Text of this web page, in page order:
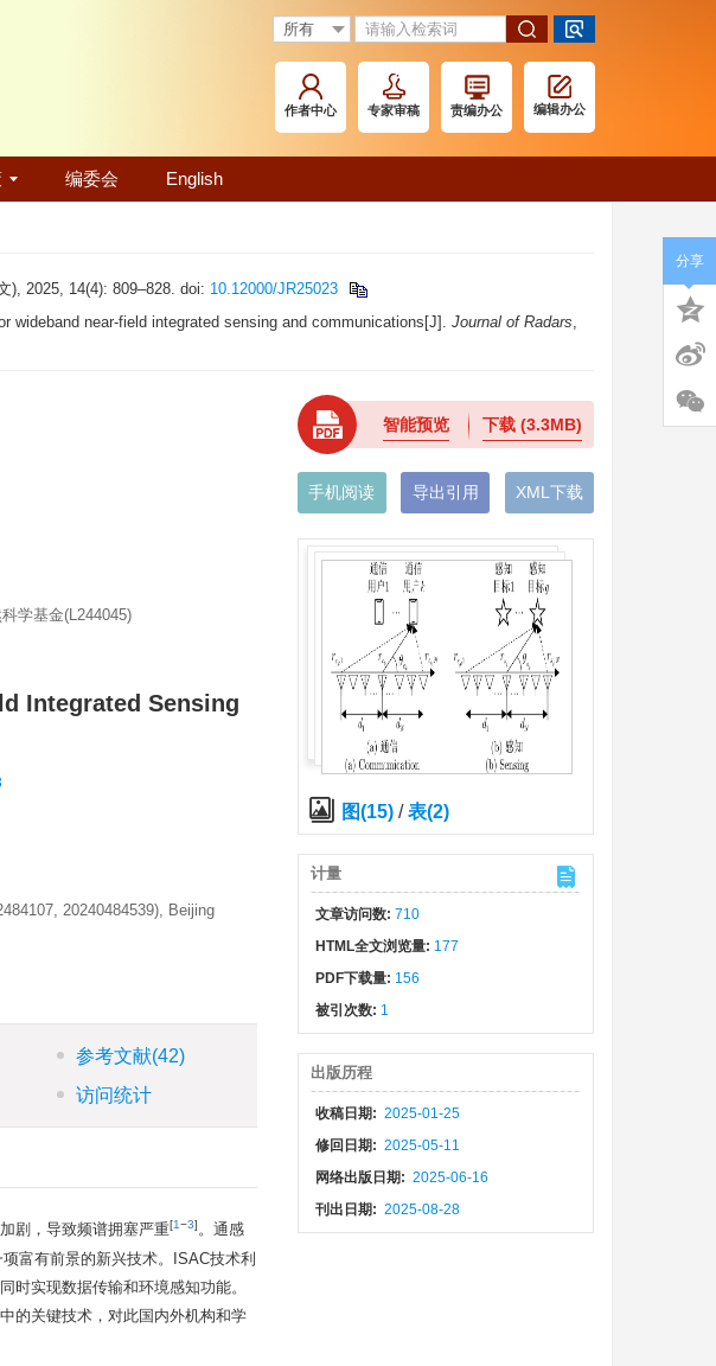
作者中心 专家审稿 责编办公 编辑办公
编委会 English
), 2025, 14(4): 809–828. doi: 10.12000/JR25023
wideband near-field integrated sensing and communications[J]. Journal of Radars,
学基金(L244045)
Integrated Sensing
20240484539), Beijing
参考文献(42)
访问统计
剧，导致频谱拥塞严重[1−3]。通感
富有前景的新兴技术。ISAC技术利
时实现数据传输和环境感知功能。
的关键技术，对此国内外机构和学
智能预览 下载 (3.3MB)
手机阅读 导出引用 XML下载
图(15)/表(2)
计量
文章访问数: 710
HTML全文浏览量: 177
PDF下载量: 156
被引次数: 1
出版历程
收稿日期: 2025-01-25
修回日期: 2025-05-11
网络出版日期: 2025-06-16
刊出日期: 2025-08-28
分享